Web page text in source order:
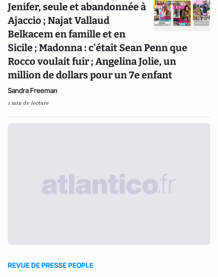
Jenifer, seule et abandonnée à
Ajaccio ; Najat Vallaud
Belkacem en famille et en
Sicile ; Madonna : c'était Sean Penn que
Rocco voulait fuir ; Angelina Jolie, un
million de dollars pour un 7e enfant
Sandra Freeman
1 min de lecture
REVUE DE PRESSE PEOPLE